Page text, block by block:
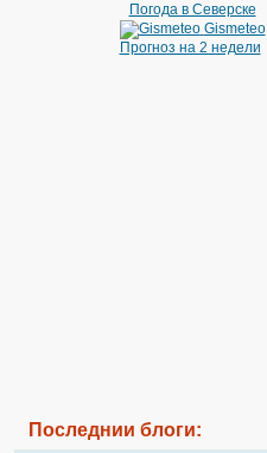
Погода в Северске
Gismeteo
Прогноз на 2 недели
Последнии блоги: